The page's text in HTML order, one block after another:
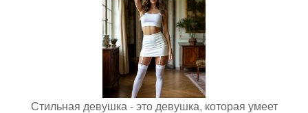
Стильная девушка - это девушка, которая умеет